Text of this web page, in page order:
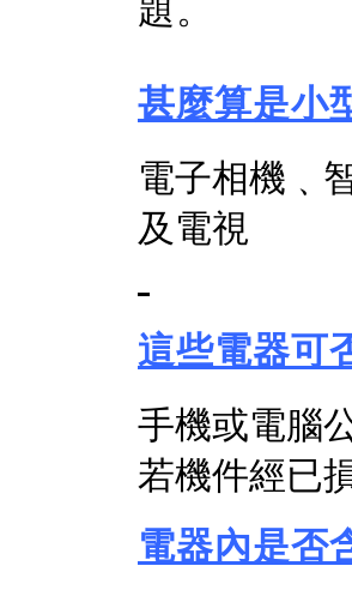
題。
甚麼算是小
電子相機﹑
及電視
這些電器可
手機或電腦
若機件經已
電器內是否